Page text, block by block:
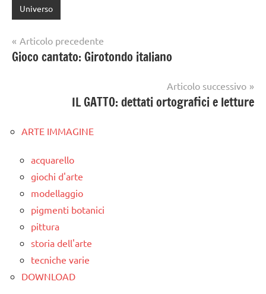
Universo
Navigazione
articoli
Articolo precedente
Gioco cantato: Girotondo italiano
Articolo successivo
IL GATTO: dettati ortografici e letture
ARTE IMMAGINE
acquarello
giochi d'arte
modellaggio
pigmenti botanici
pittura
storia dell'arte
tecniche varie
DOWNLOAD